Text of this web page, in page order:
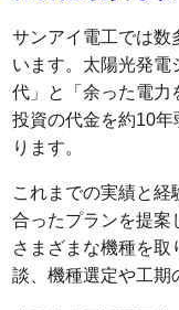
サンアイ電工では数
います。太陽光発電
代」と「余った電力
投資の代金を約10
ります。
これまでの実績と経
合ったプランを提案
さまざまな機種を取
談、機種選定や工期